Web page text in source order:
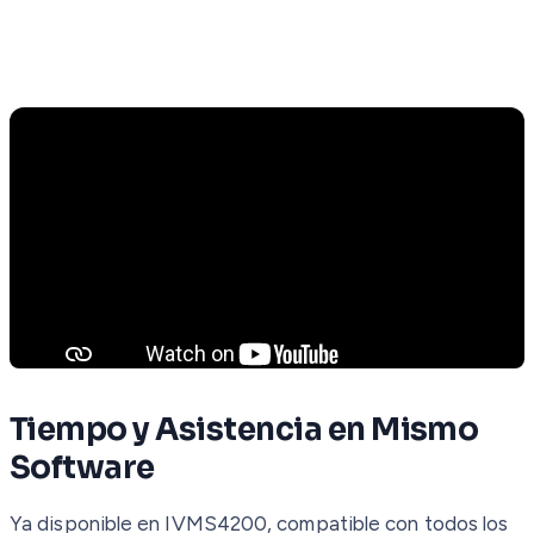
Tiempo y Asistencia en Mismo
Software
Ya disponible en IVMS4200, compatible con todos los